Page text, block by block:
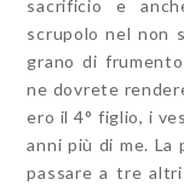
sacrificio e
scrupolo nel non
grano di
ne dovrete
ero il 4° figlio, i
anni più di me.
passare a tre